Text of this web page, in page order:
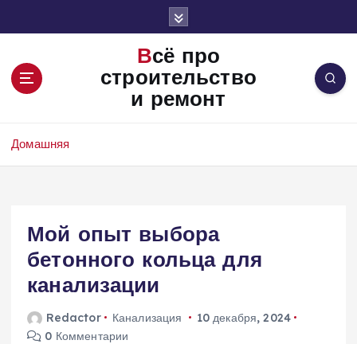
Всё про
строительство
и ремонт
Домашняя
Мой опыт выбора
бетонного кольца для
канализации
Redactor Канализация
10 декабря, 2024
0 Комментарии